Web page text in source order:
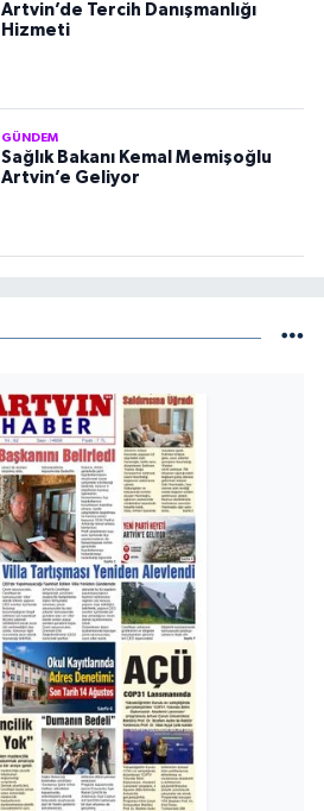
Artvin’de Tercih Danışmanlığı
Hizmeti
GÜNDEM
Sağlık Bakanı Kemal Memişoğlu
Artvin’e Geliyor